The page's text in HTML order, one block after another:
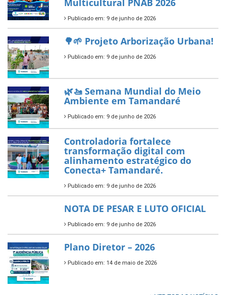
Tamandaré conquista Selo
Diamante do Sebrae pelo
segundo ano consecutivo e
reafirma excelência no apoio ao
empreendedorismo.
Publicado em: 10 de junho de 2026
novos investimentos para
fortalecer a saúde pública do
município.
Publicado em: 10 de junho de 2026
Prefeitura de Tamandaré abre
inscrições para o Festival
Multicultural PNAB 2026
Publicado em: 9 de junho de 2026
🌳🌱 Projeto Arborização Urbana!
Publicado em: 9 de junho de 2026
🌿🚤 Semana Mundial do Meio
Ambiente em Tamandaré